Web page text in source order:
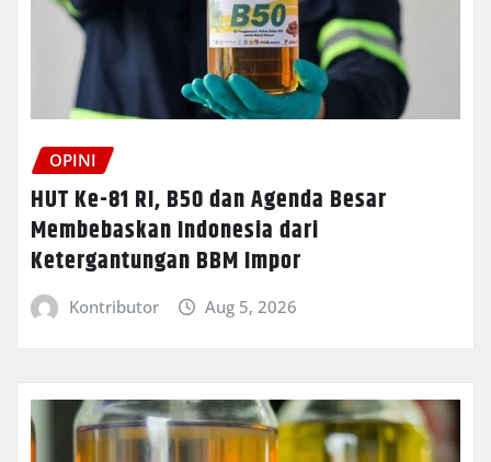
OPINI
HUT Ke-81 RI, B50 dan Agenda Besar
Membebaskan Indonesia dari
Ketergantungan BBM Impor
Kontributor Aug 5, 2026